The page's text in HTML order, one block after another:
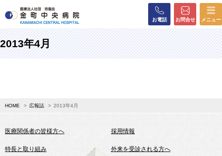
お電話 お問合せ メニュー
2013年4月
HOME 広報誌 2013年4月
医療関係者の皆様方へ 採用情報
特長と取り組み 外来を受診される方へ